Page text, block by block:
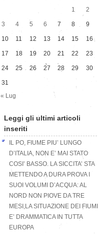
1
2
3 4 5 6 7 8 9
10 11 12 13 14 15 16
17 18 19 20 21 22 23
24 25 26 27 28 29 30
31
« Lug
Leggi gli ultimi articoli
inseriti
IL PO, FIUME PIU’ LUNGO
D’ITALIA, NON E’ MAI STATO
COSI’ BASSO. LA SICCITA’ STA
METTENDO A DURA PROVA I
SUOI VOLUMI D’ACQUA: AL
NORD NON PIOVE DA TRE
MESI,LA SITUAZIONE DEI FIUMI
E’ DRAMMATICA IN TUTTA
EUROPA